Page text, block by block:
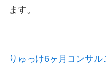
ます。
りゅっけ6ヶ月コンサ